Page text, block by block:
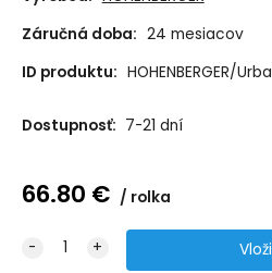
Záručná doba: 24 mesiacov
ID produktu: HOHENBERGER/
Dostupnosť: 7-21 dní
66.80 € rolka